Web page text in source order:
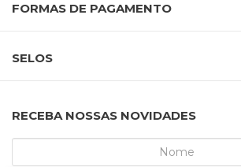
FORMAS DE PAGAMENTO
SELOS
RECEBA NOSSAS NOVIDADES